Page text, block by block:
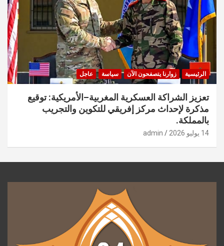
الرئيسية زوارنا يتصفحون الآن سياسة عاجل
تعزيز الشراكة العسكرية المغربية–الأمريكية: توقيع
مذكرة لإحداث مركز إفريقي للتكوين والتجريب
بالمملكة.
14 يوليو 2026 admin